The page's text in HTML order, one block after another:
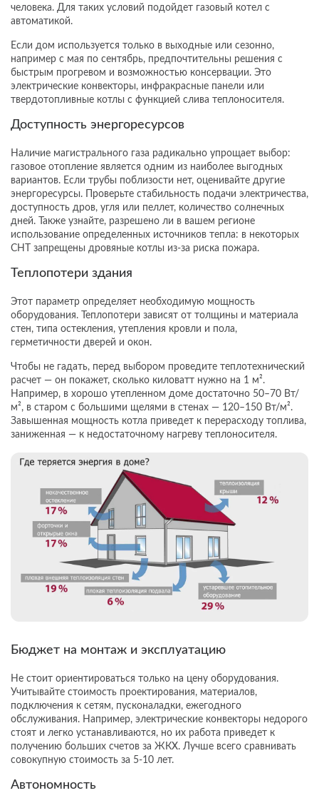
человека. Для таких условий подойдет газовый котел с
автоматикой.
Если дом используется только в выходные или сезонно,
например с мая по сентябрь, предпочтительны решения с
быстрым прогревом и возможностью консервации. Это
электрические конвекторы, инфракрасные панели или
твердотопливные котлы с функцией слива теплоносителя.
Доступность энергоресурсов
Наличие магистрального газа радикально упрощает выбор:
газовое отопление является одним из наиболее выгодных
вариантов. Если трубы поблизости нет, оценивайте другие
энергоресурсы. Проверьте стабильность подачи электричества,
доступность дров, угля или пеллет, количество солнечных
дней. Также узнайте, разрешено ли в вашем регионе
использование определенных источников тепла: в некоторых
СНТ запрещены дровяные котлы из-за риска пожара.
Теплопотери здания
Этот параметр определяет необходимую мощность
оборудования. Теплопотери зависят от толщины и материала
стен, типа остекления, утепления кровли и пола,
герметичности дверей и окон.
Чтобы не гадать, перед выбором проведите теплотехнический
расчет — он покажет, сколько киловатт нужно на 1 м².
Например, в хорошо утепленном доме достаточно 50–70 Вт/
м², в старом с большими щелями в стенах — 120–150 Вт/м².
Завышенная мощность котла приведет к перерасходу топлива,
заниженная — к недостаточному нагреву теплоносителя.
Бюджет на монтаж и эксплуатацию
Не стоит ориентироваться только на цену оборудования.
Учитывайте стоимость проектирования, материалов,
подключения к сетям, пусконаладки, ежегодного
обслуживания. Например, электрические конвекторы недорого
стоят и легко устанавливаются, но их работа приведет к
получению больших счетов за ЖКХ. Лучше всего сравнивать
совокупную стоимость за 5-10 лет.
Автономность